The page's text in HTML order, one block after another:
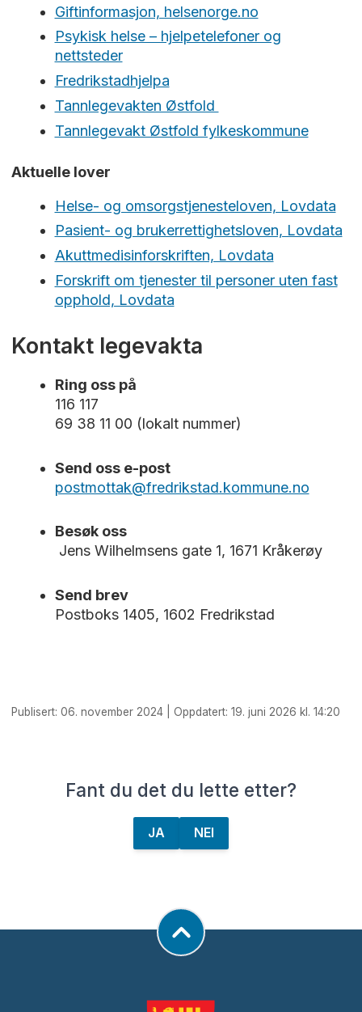
Giftinformasjon, helsenorge.no
Psykisk helse – hjelpetelefoner og
nettsteder
Fredrikstadhjelpa
Tannlegevakten Østfold
Tannlegevakt Østfold fylkeskommune
Aktuelle lover
Helse- og omsorgstjenesteloven, Lovdata
Pasient- og brukerrettighetsloven, Lovdata
Akuttmedisinforskriften, Lovdata
Forskrift om tjenester til personer uten fast
opphold, Lovdata
Kontakt legevakta
Ring oss på
116 117
69 38 11 00 (lokalt nummer)
Send oss e-post
postmottak@fredrikstad.kommune.no
Besøk oss
Jens Wilhelmsens gate 1, 1671 Kråkerøy
Send brev
Postboks 1405, 1602 Fredrikstad
Publisert: 06. november 2024 | Oppdatert: 19. juni 2026 kl. 14:20
Fant du det du lette etter?
JA NEI